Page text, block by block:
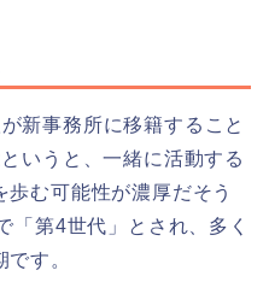
新事務所に移籍すること
いうと、一緒に活動する
む可能性が濃厚だそう
第4世代」とされ、多く
す。